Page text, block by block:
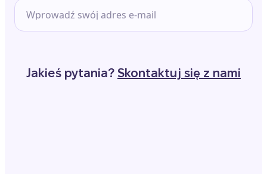
Jakieś pytania? Skontaktuj się z nami